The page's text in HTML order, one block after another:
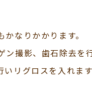
なりかかります。
ン撮影、歯石除去を
リグロスを入れま